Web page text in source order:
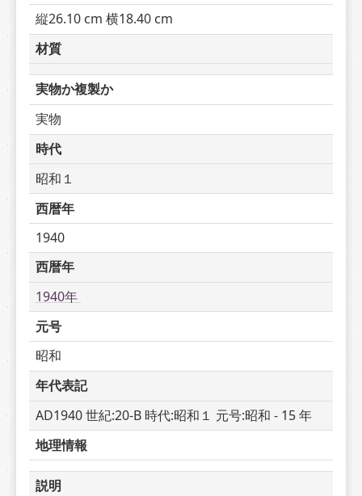
縦26.10 cm 横18.40 cm
材質
実物か複製か
実物
時代
昭和１
西暦年
1940
西暦年
1940年
元号
昭和
年代表記
AD1940 世紀:20-B 時代:昭和１ 元号:昭和 - 15 年
地理情報
説明